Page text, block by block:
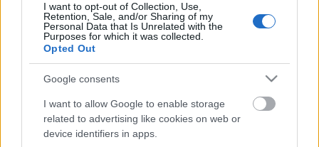
I want to opt-out of Collection, Use,
Retention, Sale, and/or Sharing of my
Personal Data that Is Unrelated with the
Purposes for which it was collected.
Opted Out
Google consents
I want to allow Google to enable storage
related to advertising like cookies on web or
device identifiers in apps.
Címkék:ughy attila xviii pestszentlőrinc pestszentimre
gazdátlanság
Ajánlott bejegyzések: